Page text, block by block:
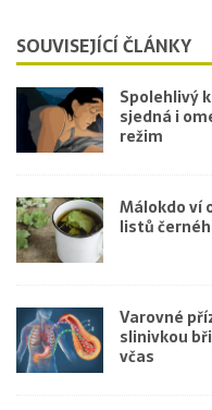
SOUVISEJÍCÍ ČLÁNKY
Spolehlivý
sjedná i
režim
Málokdo ví
listů
Varovné
slinivkou
včas